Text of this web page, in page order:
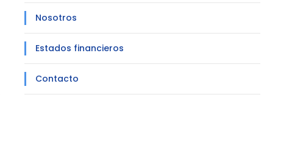
Nosotros
Estados financieros
Contacto